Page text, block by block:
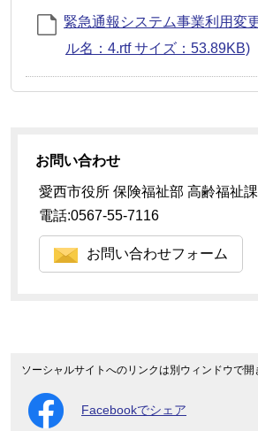
緊急通報システム事業利用変
ル名：4.rtf サイズ：53.89KB)
お問い合わせ
愛西市役所 保険福祉部 高齢福祉課
電話:0567-55-7116
お問い合わせフォーム
ソーシャルサイトへのリンクは別ウィンドウで開
Facebookでシェア